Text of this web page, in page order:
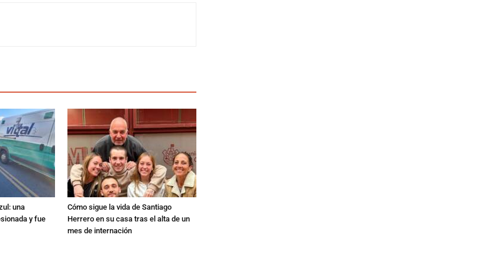
una
y fue
Cómo sigue la vida de Santiago
Herrero en su casa tras el alta de un
mes de internación